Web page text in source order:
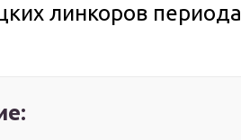
линкоров периода